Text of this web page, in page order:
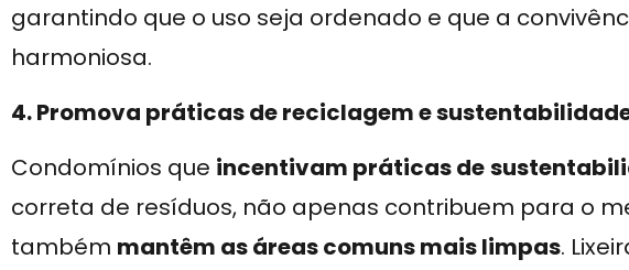
garantindo que o uso seja ordenado e que a
harmoniosa.
4. Promova práticas de reciclagem e
Condomínios que incentivam práticas de
correta de resíduos, não apenas contribuem para o
também mantêm as áreas comuns mais limpas.